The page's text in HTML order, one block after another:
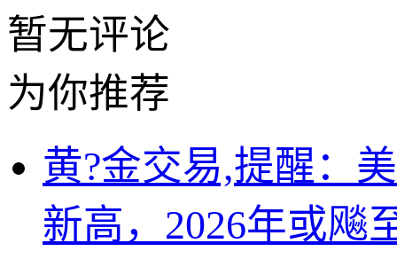
暂无评论
为你推荐
黄?金交易,提醒：
新高，2026年或飚